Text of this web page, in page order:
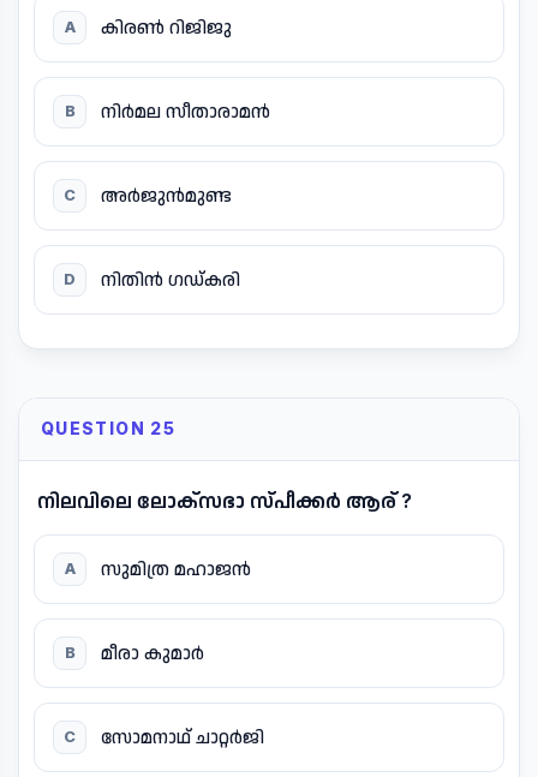
A കിരൺ റിജിജു
B നിർമല സീതാരാമൻ
C അർജുൻമുണ്ട
D നിതിൻ ഗഡ്കരി
QUESTION 25
നിലവിലെ ലോക്സഭാ സ്പീക്കർ ആര് ?
A സുമിത്ര മഹാജൻ
B മീരാ കുമാർ
C സോമനാഥ് ചാറ്റർജി